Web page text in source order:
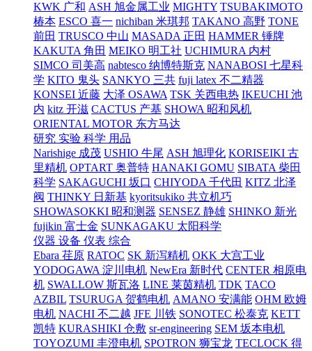
KWK 广和 ASH 旭金属工业 MIGHTY TSUBAKIMOTO
椿本 ESCO 喜一 nichiban 米琪邦 TAKANO 高野 TONE
前田 TRUSCO 中山 MASADA 正田 HAMMER 锤牌
KAKUTA 角田 MEIKO 明工社 UCHIMURA 内村
SIMCO 司美高 nabtesco 纳博特斯克 NANABOSI 七星科
学 KITO 鬼头 SANKYO 三共 fuji latex 不二精器
KONSEI 近藤 大泽 OSAWA TSK 关西电热 IKEUCHI 池
内 kitz 开滋 CACTUS 产基 SHOWA 昭和风机
ORIENTAL MOTOR 东方马达
研究 实验 科学 用品
Narishige 成茂 USHIO 牛尾 ASH 旭理化 KORISEIKI 古
里精机 OPTART 奥普特 HANAKI GOMU SIBATA 柴田
科学 SAKAGUCHI 坂口 CHIYODA 千代田 KITZ 北泽
阀 THINKY 日新基 kyoritsukiko 共立机巧
SHOWASOKKI 昭和测器 SENSEZ 静雄 SHINKO 新光
fujikin 富士金 SUNKAGAKU 太阳科学
仪器 设备 仪表 综合
Ebara 荏原 RATOC SK 新泻精机 OKK 大宫工业
YODOGAWA 淀川电机 NewEra 新时代 CENTER 相原电
机 SWALLOW 斯瓦洛 LINE 莱茵精机 TDK TACO
AZBIL TSURUGA 贺鹤电机 AMANO 安满能 OHM 欧姆
电机 NACHI 不二越 JFE 川铁 SONOTEC 松泰克 KETT
凯特 KURASHIKI 仓敷 sr-engineering SEM 坂本电机
TOYOZUMI 丰澄电机 SPOTRON 狮宝龙 TECLOCK 得